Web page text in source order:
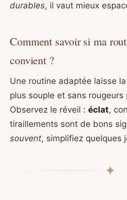
durables, il vaut mieux
Comment savoir si ma
convient ?
Une routine adaptée laisse
plus souple et sans rougeurs
Observez le réveil : éclat,
tiraillements sont de bons
souvent, simplifiez quelques